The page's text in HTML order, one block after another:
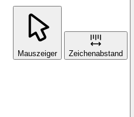
Mauszeiger Zeichenabstand